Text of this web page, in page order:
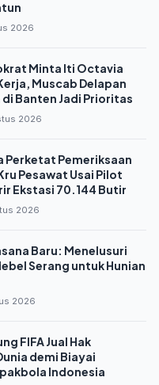
2026
Minta Iti Octavia
Muscab Delapan
Banten Jadi Prioritas
2026
Perketat Pemeriksaan
Pesawat Usai Pilot
Ekstasi 70.144 Butir
2026
Baru: Menelusuri
Serang untuk Hunian
2026
FIFA Jual Hak
demi Biayai
Indonesia